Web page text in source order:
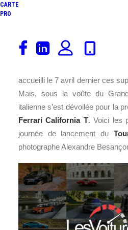
CARTE
PRO
Comme chaque année, le
empreinte sur l’histoire de
accueilli le 7 avril dernier ces
Mais, sous la voûte du
italienne s’est dévoilée pour la
Ferrari California T. Voici les
journée de lancement du
photographe Alexandre